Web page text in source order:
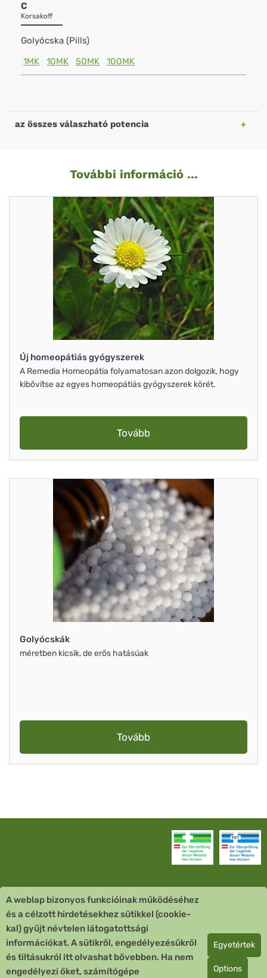
C
Korsakoff
Golyócska (Pills)
1MK
10MK 50MK 100MK
az összes válaszható potencia
További információ ...
Új homeopátiás gyógyszerek
A Remedia Homeopátia folyamatosan azon dolgozik, hogy
kibővítse az egyes homeopátiás gyógyszerek körét.
Tovább
Golyócskák
méretben kicsik, de erős hatásúak
Tovább
Vevőszolgálat
Quick Links
Fizetési mód
A weblap bizonyos funkcióinak működéséhez
és a célzott hirdetésekhez sütikkel (cookie-
kal) gyűjt névtelen látogatottsági
információkat. A sütikről, engedélyezésükről
és tiltásukról itt olvashat bővebben. Ha nem
engedélyezi őket, számítógépe
Egyetértek
Options